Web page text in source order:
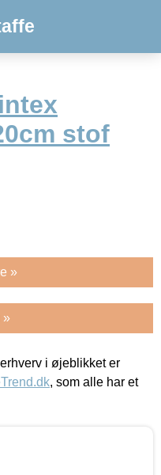
stof
»
»
i øjeblikket er
, som alle har et